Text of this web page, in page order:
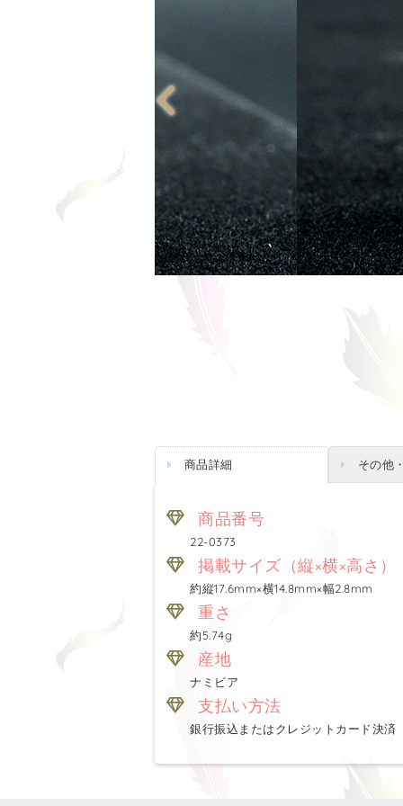
商品詳細 その他
商品番号
22-0373
掲載サイズ（縦×横×高さ）
約縦17.6mm×横14.8mm×幅2.8mm
重さ
約5.74g
産地
ナミビア
支払い方法
銀行振込またはクレジットカード決済